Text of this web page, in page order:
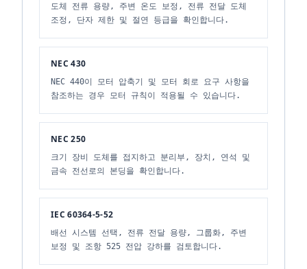
도체 전류 용량, 주변 온도 보정, 전류 전달 도체
조정, 단자 제한 및 절연 등급을 확인합니다.
NEC 430
NEC 440이 모터 압축기 및 모터 회로 요구 사항을
참조하는 경우 모터 규칙이 적용될 수 있습니다.
NEC 250
크기 장비 도체를 접지하고 분리부, 장치, 연석 및
금속 전선로의 본딩을 확인합니다.
IEC 60364-5-52
배선 시스템 선택, 전류 전달 용량, 그룹화, 주변
보정 및 조항 525 전압 강하를 검토합니다.